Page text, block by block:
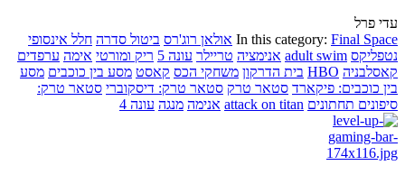
עדי פרל
In this category: Final Space אולאן רוג'רס ביטול סדרה חלל אינסופי
נטפליקס adult swim אנימציה טריילר עונה 5 ריק ומורטי אימה ערפדים
קאסלבניה HBO בית הדרקון משחקי הכס קאסט מסע בין כוכבים מסע
בין כוכבים: פיקארד סטאר טרק סטאר טרק: דיסקוברי סטאר טרק:
סיפונים תחתונים attack on titan אנימה מנגה עונה 4